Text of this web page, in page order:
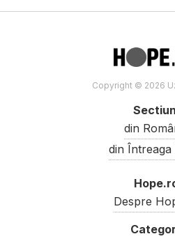
Copyright © 2026
din
din Întreaga
Despre